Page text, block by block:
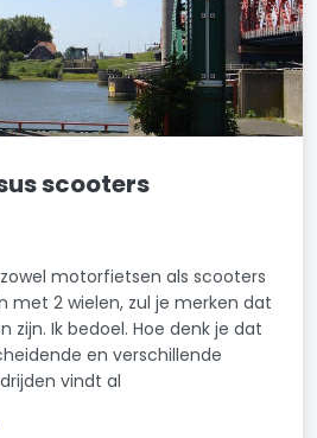
scooters
motorfietsen als scooters
met 2 wielen, zul je merken dat
zijn. Ik bedoel. Hoe denk je dat
en verschillende
vindt al